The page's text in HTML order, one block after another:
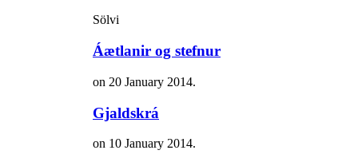
Sölvi
Áætlanir og stefnur
on 20 January 2014.
Gjaldskrá
on 10 January 2014.